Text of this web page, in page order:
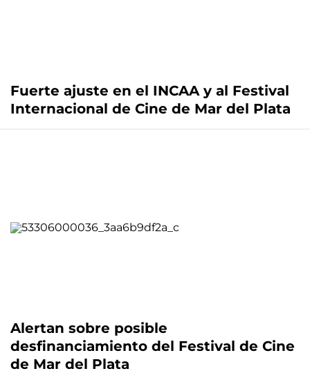
Fuerte ajuste en el INCAA y al Festival
Internacional de Cine de Mar del Plata
Alertan sobre posible
desfinanciamiento del Festival de Cine
de Mar del Plata